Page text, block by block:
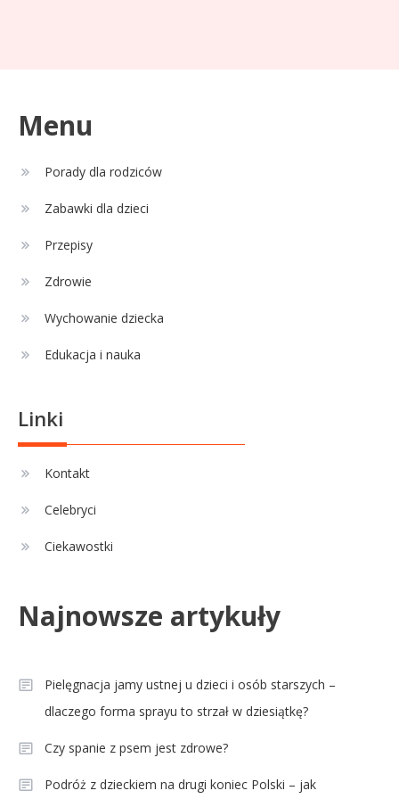
Adamek wiek: ile lat ma legenda
Menu
Porady dla rodziców
Zabawki dla dzieci
Przepisy
Zdrowie
Wychowanie dziecka
Edukacja i nauka
Linki
Kontakt
Celebryci
Ciekawostki
Najnowsze artykuły
Pielęgnacja jamy ustnej u dzieci i osób starszych –
dlaczego forma sprayu to strzał w dziesiątkę?
Czy spanie z psem jest zdrowe?
Podróż z dzieckiem na drugi koniec Polski – jak